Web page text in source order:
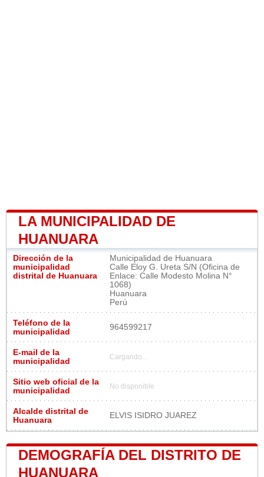
LA MUNICIPALIDAD DE
HUANUARA
Dirección de la
municipalidad
distrital de Huanuara
Municipalidad de Huanuara
Calle Eloy G. Ureta S/N (Oficina de
Enlace: Calle Modesto Molina N°
1068)
Huanuara
Perú
Teléfono de la
municipalidad
964599217
E-mail de la
municipalidad
Cargando...
Sitio web oficial de la
municipalidad
No disponible
Alcalde distrital de
Huanuara
ELVIS ISIDRO JUAREZ
DEMOGRAFÍA DEL DISTRITO DE
HUANUARA